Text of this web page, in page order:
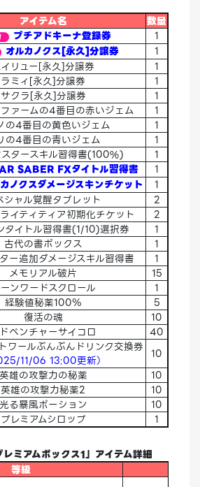
アイテム名 数量
プチアドキーナ登録券
1
オルカノクス[永久]分譲券
1
リュー[永久]分譲券
1
ラミィ[永久]分譲券
1
サクラ[永久]分譲券
1
ァームの4番目の赤いジェム
1
の4番目の黄色いジェム
1
の4番目の青いジェム
1
タースキル習得書(100%)
1
SABER FXタイトル習得書
1
ノクスダメージスキンチケット
1
シャル覚醒タブレット
2
イティティア初期化チケット
2
タイトル習得書(1/10)選択券
1
古代の書ボックス
1
ー追加ダメージスキル習得書
1
メモリアル破片
15
ンワードスクロール
1
経験値秘薬100％
5
復活の魂
10
ベンチャーサイコロ
40
ワールぶんぶんドリンク交換券
11/06 13:00更新）
10
英雄の攻撃力の秘薬
10
英雄の攻撃力秘薬2
10
光る暴風ポーション
10
プレミアムシロップ 1
ミアムボックス1」アイテム詳細
等級